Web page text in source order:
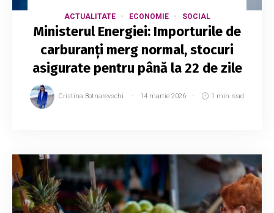
ACTUALITATE ECONOMIE SOCIAL
Ministerul Energiei: Importurile de
carburanți merg normal, stocuri
asigurate pentru până la 22 de zile
Cristina Botnarevschi 14 martie 2026 1 min read